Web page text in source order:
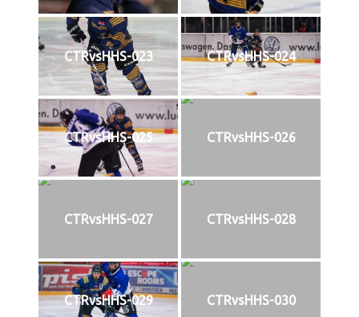
CTRvsHHS-023 CTRvsHHS-024
CTRvsHHS-025 CTRvsHHS-026
CTRvsHHS-027 CTRvsHHS-028
CTRvsHHS-029 CTRvsHHS-030